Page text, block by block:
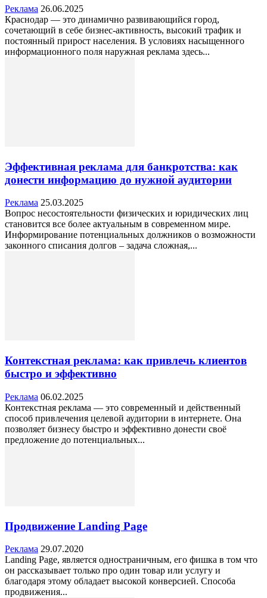
Реклама 26.06.2025
Краснодар — это динамично развивающийся город,
сочетающий в себе бизнес-активность, высокий трафик и
постоянный прирост населения. В условиях насыщенного
информационного поля наружная реклама здесь...
Эффективная реклама для банкротства: как
донести информацию до нужной аудитории
Реклама 25.03.2025
Вопрос несостоятельности физических и юридических лиц
становится все более актуальным в современном мире.
Информирование потенциальных должников о возможности
законного списания долгов – задача сложная,...
Контекстная реклама: как привлечь клиентов
быстро и эффективно
Реклама 06.02.2025
Контекстная реклама — это современный и действенный
способ привлечения целевой аудитории в интернете. Она
позволяет бизнесу быстро и эффективно донести своё
предложение до потенциальных...
Продвижение Landing Page
Реклама 29.07.2020
Landing Page, является одностраничным, его фишка в том что
он рассказывает только про один товар или услугу и
благодаря этому обладает высокой конверсией. Способа
продвижения...